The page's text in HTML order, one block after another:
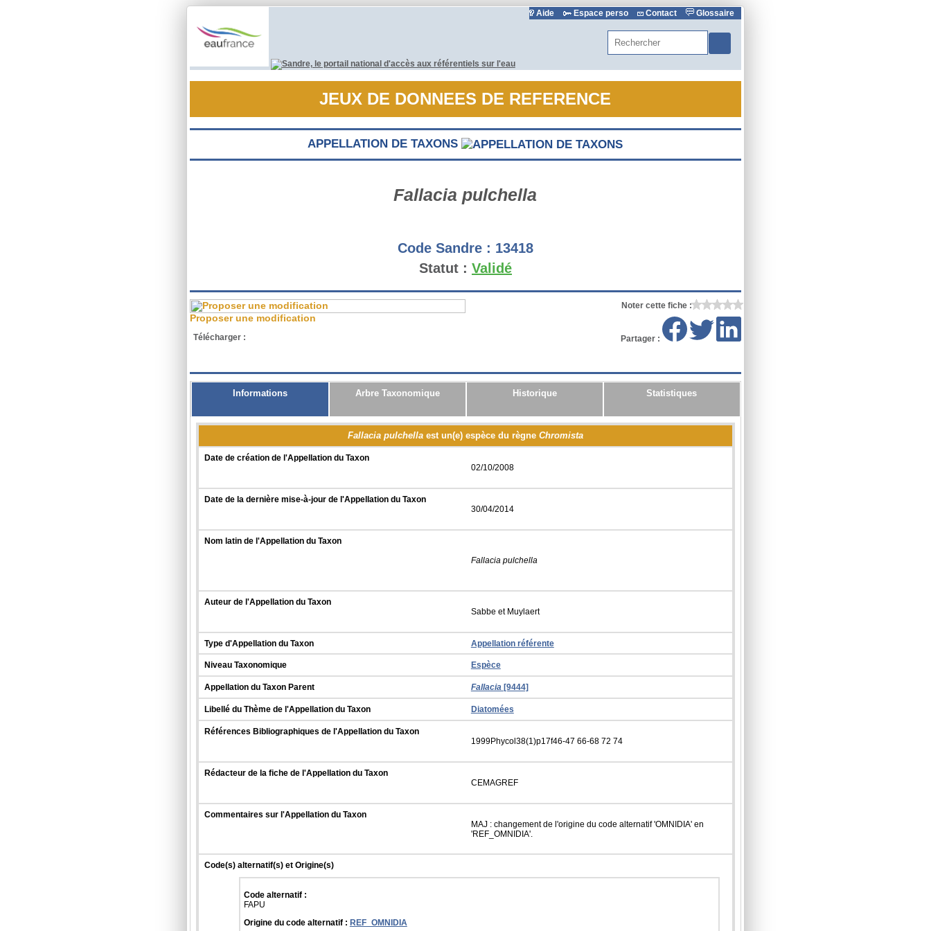
Aide Espace perso Contact Glossaire
Rechercher
JEUX DE DONNEES DE REFERENCE
APPELLATION DE TAXONS
Fallacia pulchella
Code Sandre : 13418
Statut : Validé
Proposer une modification
Noter cette fiche :
Partager :
Télécharger :
Informations Arbre Taxonomique Historique Statistiques
Fallacia pulchella est un(e) espèce du règne Chromista
Date de création de l'Appellation du Taxon
02/10/2008
Date de la dernière mise-à-jour de l'Appellation du Taxon
30/04/2014
Nom latin de l'Appellation du Taxon
Fallacia pulchella
Auteur de l'Appellation du Taxon
Sabbe et Muylaert
Type d'Appellation du Taxon Appellation référente
Niveau Taxonomique Espèce
Appellation du Taxon Parent Fallacia [9444]
Libellé du Thème de l'Appellation du Taxon Diatomées
Références Bibliographiques de l'Appellation du Taxon
1999Phycol38(1)p17f46-47 66-68 72 74
Rédacteur de la fiche de l'Appellation du Taxon
CEMAGREF
Commentaires sur l'Appellation du Taxon
MAJ : changement de l'origine du code alternatif 'OMNIDIA' en
'REF_OMNIDIA'.
Code(s) alternatif(s) et Origine(s)
Code alternatif :
FAPU
Origine du code alternatif : REF_OMNIDIA